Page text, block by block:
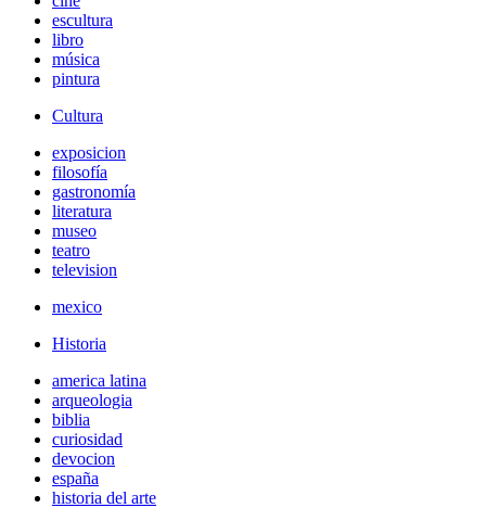
escultura
libro
música
pintura
Cultura
exposicion
filosofía
gastronomía
literatura
museo
teatro
television
mexico
Historia
america latina
arqueologia
biblia
curiosidad
devocion
españa
historia del arte